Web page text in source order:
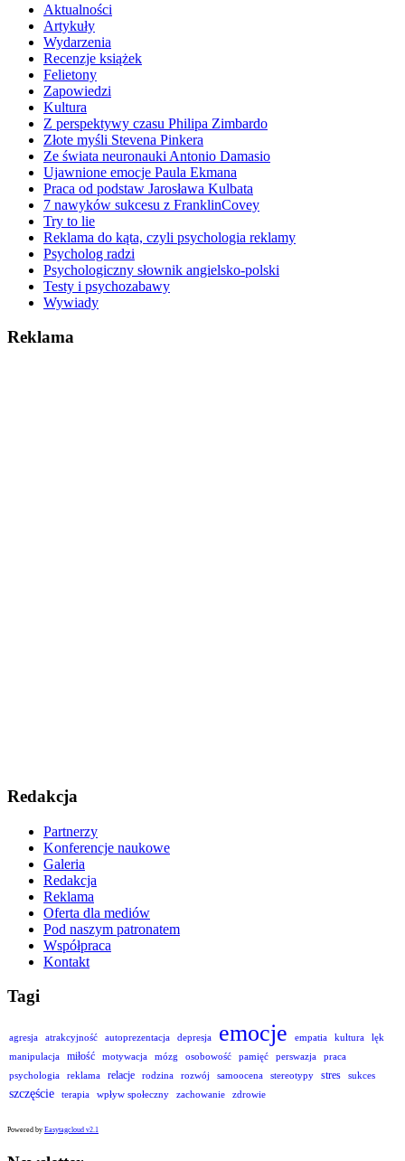
Aktualności
Artykuły
Wydarzenia
Recenzje książek
Felietony
Zapowiedzi
Kultura
Z perspektywy czasu Philipa Zimbardo
Złote myśli Stevena Pinkera
Ze świata neuronauki Antonio Damasio
Ujawnione emocje Paula Ekmana
Praca od podstaw Jarosława Kulbata
7 nawyków sukcesu z FranklinCovey
Try to lie
Reklama do kąta, czyli psychologia reklamy
Psycholog radzi
Psychologiczny słownik angielsko-polski
Testy i psychozabawy
Wywiady
Reklama
Redakcja
Partnerzy
Konferencje naukowe
Galeria
Redakcja
Reklama
Oferta dla mediów
Pod naszym patronatem
Współpraca
Kontakt
Tagi
agresja atrakcyjność autoprezentacja depresja emocje empatia kultura
lęk
manipulacja
miłość motywacja mózg osobowość pamięć perswazja
praca
psychologia
reklama relacje rodzina rozwój samoocena stereotypy stres sukces
szczęście terapia wpływ społeczny zachowanie zdrowie
Powered by Easytagcloud v2.1